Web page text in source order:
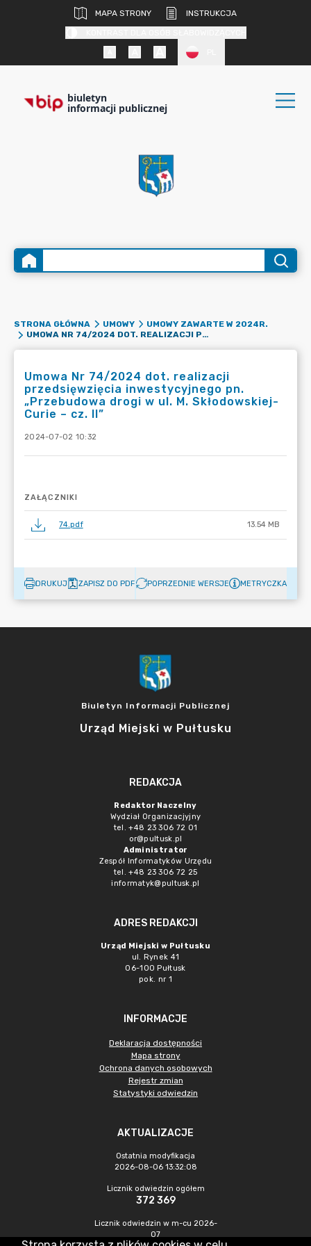
MAPA STRONY
INSTRUKCJA
biuletyn
informacji publicznej
STRONA GŁÓWNA UMOWY
UMOWY ZAWARTE W 2024R.
UMOWA NR 74/2024 DOT. REALIZACJI PRZEDSIĘWZIĘCIA INWESTYCYJNEGO PN. „PRZEBUDOWA DROGI W UL. M. SKŁODOWSKIEJ-CURIE – CZ. II”
Umowa Nr 74/2024 dot. realizacji
przedsięwzięcia inwestycyjnego pn.
„Przebudowa drogi w ul. M. Skłodowskiej-
Curie – cz. II”
2024-07-02 10:32
ZAŁĄCZNIKI
74.pdf 13.54 MB
DRUKUJ ZAPISZ DO PDF POPRZEDNIE WERSJE METRYCZKA
Biuletyn Informacji Publicznej
Urząd Miejski w Pułtusku
REDAKCJA
Redaktor Naczelny
Wydział Organizacjyjny
tel. +48 23 306 72 01
or@pultusk.pl
Administrator
Zespół Informatyków Urzędu
tel. +48 23 306 72 25
informatyk@pultusk.pl
ADRES REDAKCJI
Urząd Miejski w Pułtusku
ul. Rynek 41
06-100 Pułtusk
pok. nr 1
INFORMACJE
Deklaracja dostępności
Mapa strony
Ochrona danych osobowych
Rejestr zmian
Statystyki odwiedzin
AKTUALIZACJE
Ostatnia modyfikacja
2026-08-06 13:32:08
Licznik odwiedzin ogółem
372 369
Licznik odwiedzin w m-cu 2026-
07